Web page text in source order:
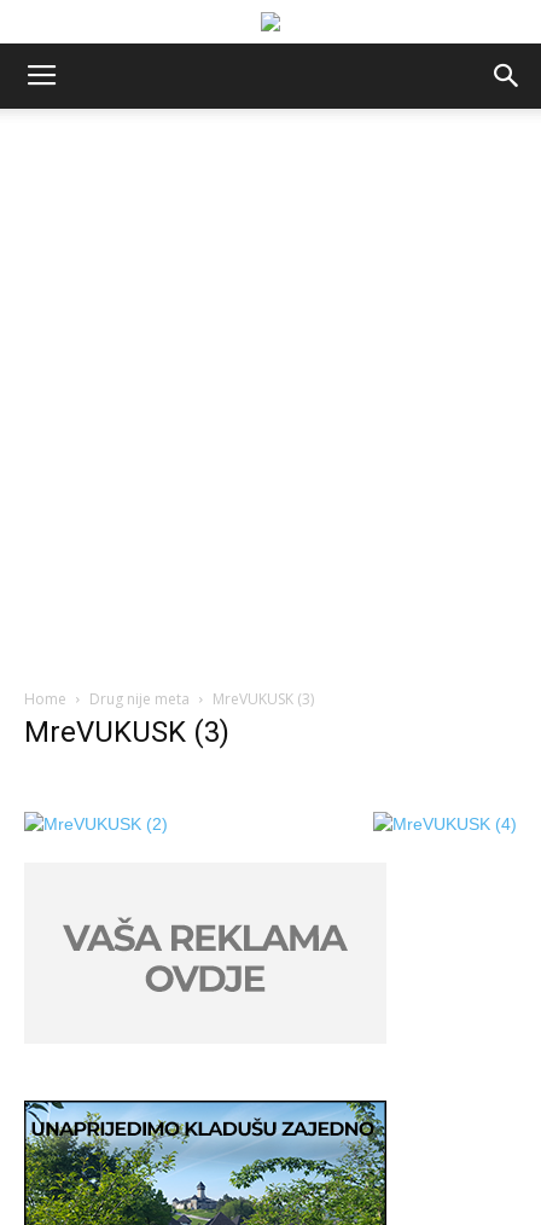
Home Drug nije meta MreVUKUSK (3)
MreVUKUSK (3)